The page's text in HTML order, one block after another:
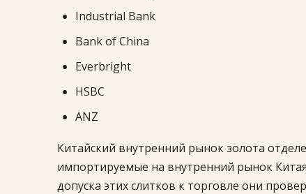
Industrial Bank
Bank of China
Everbright
HSBC
ANZ
Китайский внутренний рынок золота
импортируемые на внутренний рынок
допуска этих слитков к торговле они